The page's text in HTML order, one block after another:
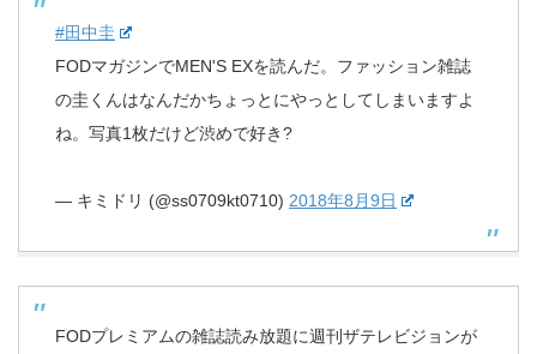
#田中圭
FODマガジンでMEN'S EXを読んだ。ファッション雑誌
の圭くんはなんだかちょっとにやっとしてしまいますよ
ね。写真1枚だけど渋めで好き?
— キミドリ (@ss0709kt0710) 2018年8月9日
FODプレミアムの雑誌読み放題に週刊ザテレビジョンが